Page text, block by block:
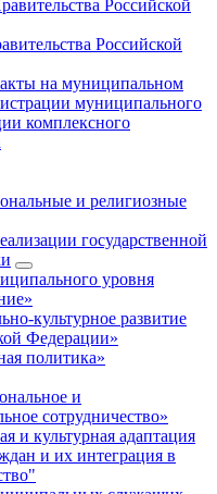
Российской
Российской
на муниципальном
муниципального
комплексного
и религиозные
государственной
уровня
культурное развитие
Федерации»
политика»
и
сотрудничество»
и культурная адаптация
и их интеграция в